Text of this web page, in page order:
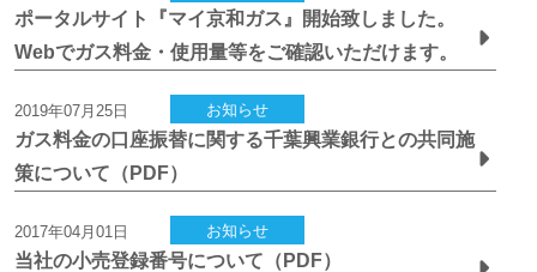
ポータルサイト『マイ京和ガス』開始致しました。
Webでガス料金・使用量等をご確認いただけます。
2019年07月25日 お知らせ
ガス料金の口座振替に関する千葉興業銀行との共同施
策について（PDF）
2017年04月01日 お知らせ
当社の小売登録番号について（PDF）